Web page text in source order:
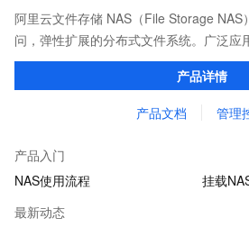
阿里云文件存储 NAS（File Storage NAS
问，弹性扩展的分布式文件系统。广泛应
享、容器数据存储、AI 机器学习、Web
开发和测试、媒体和娱乐工作流等场景。
产品详情
产品文档 管理
产品入门
NAS使用流程
挂载
最新动态